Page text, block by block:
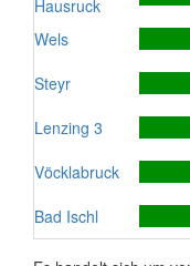
Hausruck
Wels
Steyr
Lenzing 3
Vöcklabruck
Bad Ischl